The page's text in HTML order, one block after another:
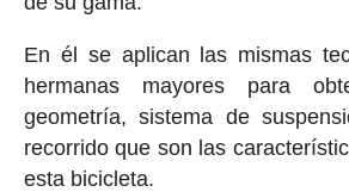
En él se aplican las mismas
hermanas mayores para
geometría, sistema de
recorrido que son las
esta bicicleta.